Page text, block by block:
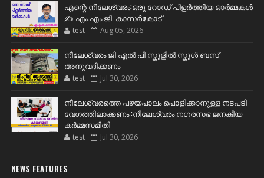
എന്റെ നീലേശ്വരം:ഒരു റോഡ് പിളർത്തിയ ഓർമ്മകൾ
✍️ എം.എം.ജി. കാസർകോട്
test Aug 05, 2026
നീലേശ്വരം ജി എൽ പി സ്കൂളിൽ സ്കൂൾ ബസ്
അനുവദിക്കണം
test Jul 30, 2026
നീലേശ്വരത്തെ പഴയപാലം പൊളിക്കാനുള്ള നടപടി
വേഗത്തിലാക്കണം :നീലേശ്വരം നഗരസഭ ജനകീയ
കർമ്മസമിതി
test Jul 30, 2026
NEWS FEATURES